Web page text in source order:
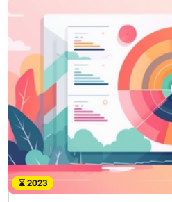
2023